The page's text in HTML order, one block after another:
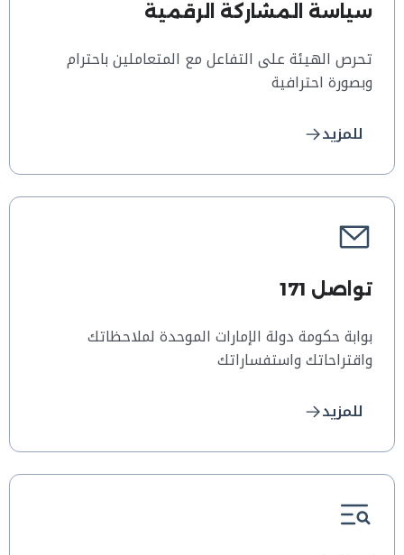
سياسة المشاركة الرقمية
تحرص الهيئة على التفاعل مع المتعاملين باحترام
وبصورة احترافية
للمزيد
تواصل 171
بوابة حكومة دولة الإمارات الموحدة لملاحظاتك
واقتراحاتك واستفساراتك
للمزيد